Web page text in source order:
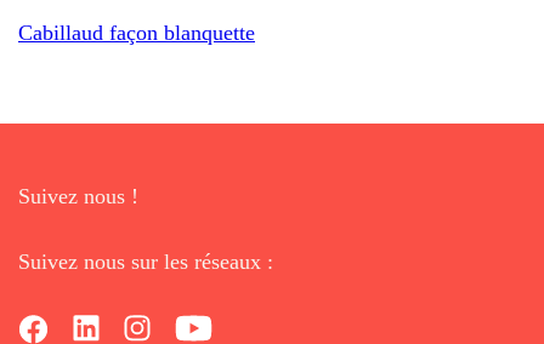
Cabillaud façon blanquette
Suivez nous !
Suivez nous sur les réseaux :